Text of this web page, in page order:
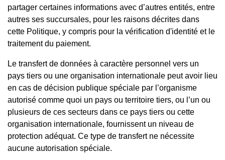
partager certaines informations avec d’autres entités, entre
autres ses succursales, pour les raisons décrites dans
cette Politique, y compris pour la vérification d'identité et le
traitement du paiement.
Le transfert de données à caractère personnel vers un
pays tiers ou une organisation internationale peut avoir lieu
en cas de décision publique spéciale par l’organisme
autorisé comme quoi un pays ou territoire tiers, ou l’un ou
plusieurs de ces secteurs dans ce pays tiers ou cette
organisation internationale, fournissent un niveau de
protection adéquat. Ce type de transfert ne nécessite
aucune autorisation spéciale.